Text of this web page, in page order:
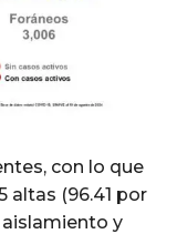
con lo que
altas (96.41 por
y